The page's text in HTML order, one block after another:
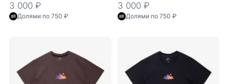
3 000 ₽
Долями по 750 ₽
3 000 ₽
Долями по 750 ₽